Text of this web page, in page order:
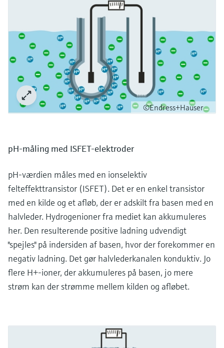
©Endress+Hauser
pH-måling med ISFET-elektroder
pH-værdien måles med en ionselektiv
felteffekttransistor (ISFET). Det er en enkel transistor
med en kilde og et afløb, der er adskilt fra basen med en
halvleder. Hydrogenioner fra mediet kan akkumuleres
her. Den resulterende positive ladning udvendigt
"spejles" på indersiden af basen, hvor der forekommer en
negativ ladning. Det gør halvlederkanalen konduktiv. Jo
flere H+-ioner, der akkumuleres på basen, jo mere
strøm kan der strømme mellem kilden og afløbet.